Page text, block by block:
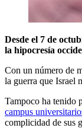
Desde el 7 de
la hipocresía
Con un número de
la guerra que Israel
Tampoco ha tenido
campus
complicidad de sus